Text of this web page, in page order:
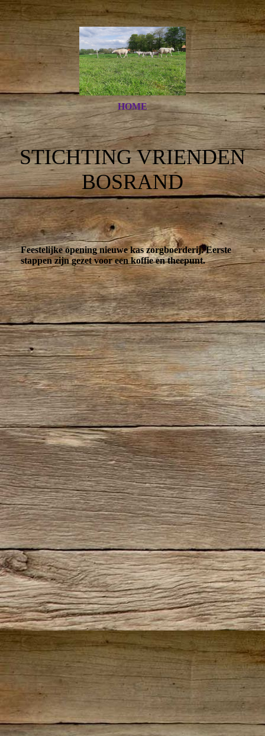
HOME
STICHTING VRIENDEN
BOSRAND
Feestelijke opening nieuwe kas zorgboerderij. Eerste
stappen zijn gezet voor een koffie en theepunt.
IMG-20220727-WA0013